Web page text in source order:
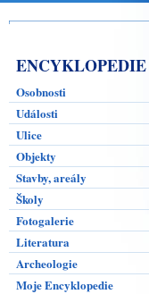
ENCYKLOPEDIE
Osobnosti
Události
Ulice
Objekty
Stavby, areály
Školy
Fotogalerie
Literatura
Archeologie
Moje Encyklopedie